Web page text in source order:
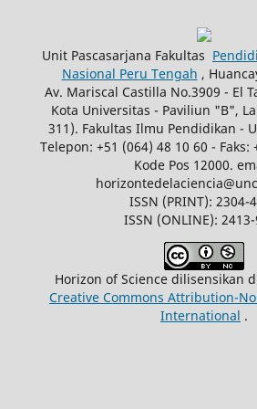
Unit Pascasarjana Fakultas
Nasional Peru Tengah ,
Av. Mariscal Castilla No.3909 - El
Kota Universitas - Paviliun "B",
311). Fakultas Ilmu Pendidikan -
Telepon: +51 (064) 48 10 60 - Faks:
Kode Pos 12000.
ISSN (PRINT): 2304-
ISSN (ONLINE):
Horizon of Science dilisensikan
Creative Commons Attribution-
International .